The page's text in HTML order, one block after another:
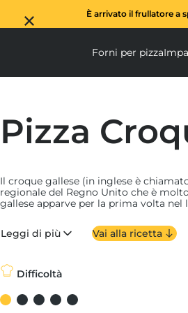
È arrivato il frullatore a
Forni per pizza
Pizza
Il croque gallese (in inglese è
regionale del Regno Unito che è
gallese apparve per la prima volta nel
termine "coniglio": potrebbe alludere
voleva essere un sostituto della
(ha anche una sua giornata nazionale
Questo piatto sostanzioso combina il
formaggio stagionato a pasta dura o
Leggi di più Vai alla ricetta
Difficoltà